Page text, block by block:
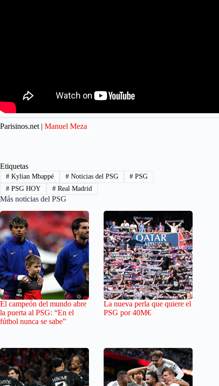
Parisinos.net | Manuel Meza
Etiquetas
#Kylian Mbappé #Noticias del PSG # PSG
#PSG HOY #Real Madrid
Más noticias del PSG
El campeón del mundo abre
la puerta al PSG: “En el
fútbol nunca se sabe”
La nueva perla que quiere el
PSG por 40M€